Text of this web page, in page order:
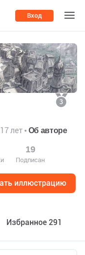
Вход
3
лет Об авторе
19
Подписан
иллюстрацию
Избранное 291